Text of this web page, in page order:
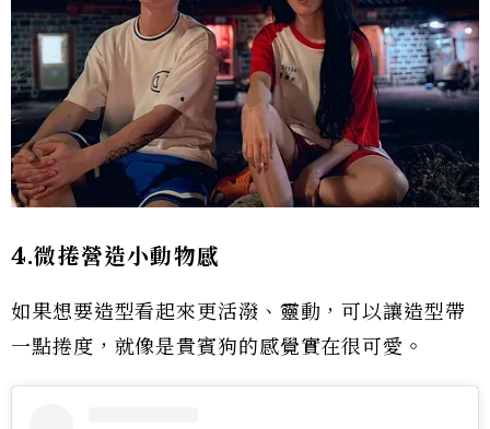
4.微捲營造小動物感
如果想要造型看起來更活潑、靈動，可以讓造型帶
一點捲度，就像是貴賓狗的感覺實在很可愛。